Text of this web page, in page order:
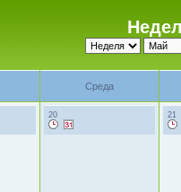
Среда
20 21